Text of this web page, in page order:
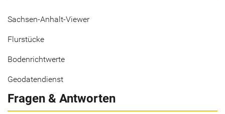
Sachsen-Anhalt-Viewer
Flurstücke
Bodenrichtwerte
Geodatendienst
Fragen & Antworten